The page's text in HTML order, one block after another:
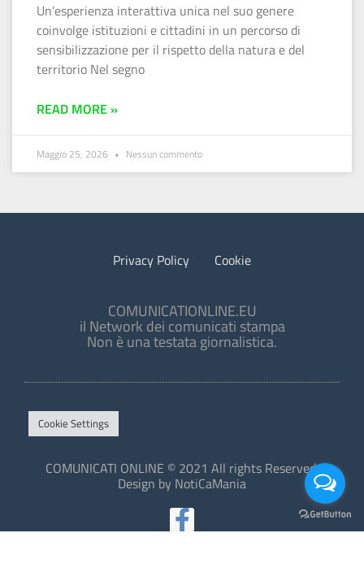
Un’esperienza interattiva unica nel suo genere
coinvolge istituzioni e cittadini in un percorso di
sensibilizzazione per il rispetto della natura e del
territorio Nel segno
READ MORE »
Maggio 25, 2026 Nessun commento
Privacy Policy Cookie
COMUNICATIONLINE.EU
il Network dei comunicati stampa
Non è una testata giornalistica.
Cookie Settings
COMUNICATI ONLINE © 2021 All rights Reserved.
Design by NotiCaMania